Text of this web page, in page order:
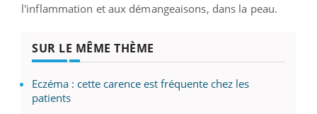
l'inflammation et aux démangeaisons, dans la peau.
SUR LE MÊME THÈME
Eczéma : cette carence est fréquente chez les
patients